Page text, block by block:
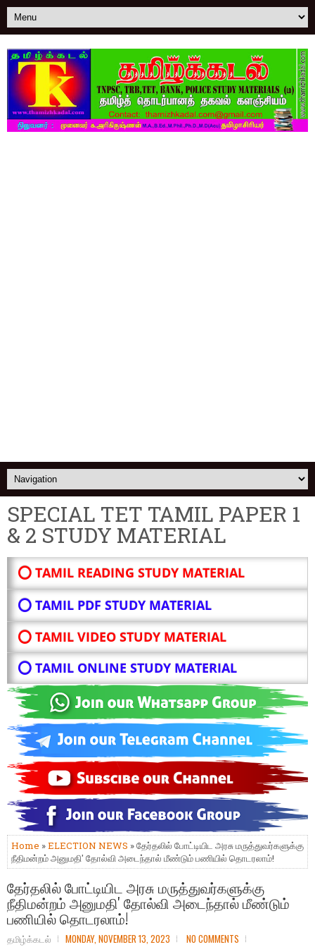
SPECIAL TET TAMIL PAPER 1
& 2 STUDY MATERIAL
⭕ TAMIL READING STUDY MATERIAL
⭕ TAMIL PDF STUDY MATERIAL
⭕ TAMIL VIDEO STUDY MATERIAL
⭕ TAMIL ONLINE STUDY MATERIAL
Home »ELECTION NEWS » தேர்தலில் போட்டியிட அரசு மருத்துவர்களுக்கு
நீதிமன்றம் அனுமதி' தோல்வி அடைந்தால் மீண்டும் பணியில் தொடரலாம்!
தேர்தலில் போட்டியிட அரசு மருத்துவர்களுக்கு
நீதிமன்றம் அனுமதி' தோல்வி அடைந்தால் மீண்டும்
பணியில் தொடரலாம்!
தமிழ்க்கடல் MONDAY, NOVEMBER 13, 2023 NO COMMENTS